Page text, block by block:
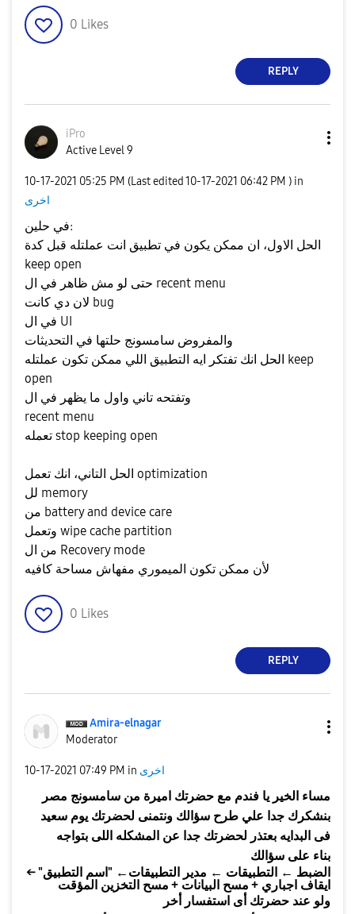
0 Likes
REPLY
iPro
Active Level 9
‎10-17-2021 05:25 PM (Last edited‎10-17-2021 06:42 PM ) in
اخرى
في حلين:
الحل الاول، ان ممكن يكون في تطبيق انت عملتله قبل كدة
keep open
حتى لو مش ظاهر في ال recent menu
لان دي كانت bug
في ال UI
والمفروض سامسونج حلتها في التحديثات
الحل انك تفتكر ايه التطبيق اللي ممكن تكون عملتله keep
open
وتفتحه تاني واول ما يظهر في ال
recent menu
تعمله stop keeping open
الحل التاني، انك تعمل optimization
لل memory
من battery and device care
وتعمل wipe cache partition
من ال Recovery mode
لأن ممكن تكون الميموري مفهاش مساحة كافيه
0 Likes
REPLY
Amira-elnagar
Moderator
‎10-17-2021 07:49 PM in اخرى
مساء الخير يا فندم مع حضرتك اميرة من سامسونج مصر
بنشكرك جدا علي طرح سؤالك ونتمنى لحضرتك يوم سعيد
فى البدايه بعتذر لحضرتك جدا عن المشكله اللى بتواجه
بناء على سؤالك
الضبط ← التطبيقات ← مدير التطبيقات← " اسم التطبيق" ←
ايقاف اجباري + مسح البيانات + مسح التخزين المؤقت
ولو عند حضرتك أى استفسار أخر